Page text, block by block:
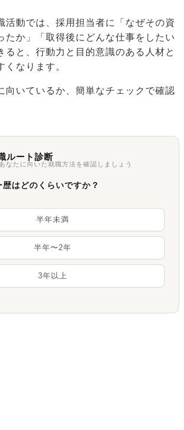
活動では、採用担当者に「なぜその資
たか」「取得後にどんな仕事をしたい
ると、行動力と目的意識のある人材と
くなります。
向いているか、簡単なチェックで確認
ルート診断
なたに向いた就職方法を確認しましょう
はどのくらいですか？
半年未満
半年〜2年
3年以上